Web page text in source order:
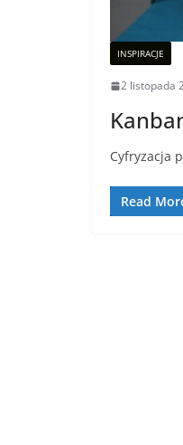
INSPIRACJE
2 listopada
Cyfryzacja
Read